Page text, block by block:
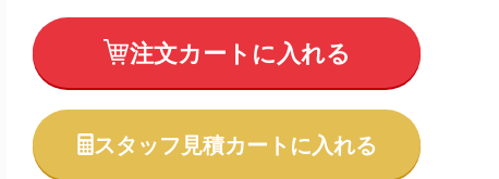
注文カートに入れる
スタッフ見積カートに入れる